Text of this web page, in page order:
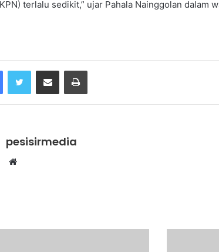
terlalu sedikit,” ujar Pahala Nainggolan dalam
FacebookTwitter Share via Email Print
pesisirmedia
Website